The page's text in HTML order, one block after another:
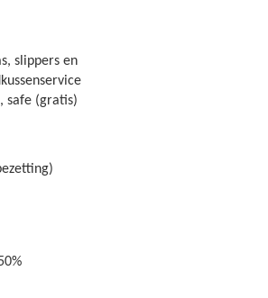
slippers en
safe (gratis)